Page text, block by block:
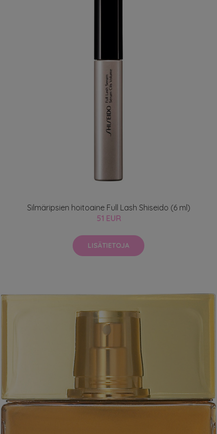
Silmäripsien hoitoaine Full Lash Shiseido (6 ml)
51 EUR
LISÄTIETOJA